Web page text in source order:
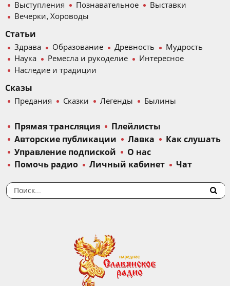
Выступления
Познавательное
Выставки
Вечерки, Хороводы
Статьи
Здрава Образование Древность
Мудрость
Наука
Ремесла и рукоделие
Интересное
Наследие и традиции
Сказы
Предания Сказки Легенды Былины
Прямая трансляция
Плейлисты
Авторские публикации
Лавка
Как слушать
Управление подпиской
О нас
Помочь радио
Личный кабинет Чат